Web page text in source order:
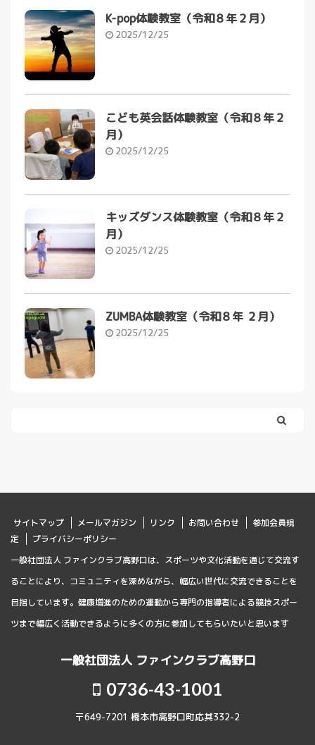
K-pop体験教室（令和８年２月）
2025/12/25
こども英会話体験教室（令和８年２
月）
2025/12/25
キッズダンス体験教室（令和８年２
月）
2025/12/25
ZUMBA体験教室（令和８年 ２月）
2025/12/25
サイトマップ メールマガジン リンク お問い合わせ
参加会員規
定
プライバシーポリシー
一般社団法人 ファインクラブ高野口は、スポーツや文化活動を通じて交流す
ることにより、コミュニティを深めながら、幅広い世代に交流できることを
目指しています。健康増進のための運動から専門の指導者による競技スポー
ツまで幅広く活動できるように多くの方に参加してもらいたいと思います
一般社団法人 ファインクラブ高野口
0736-43-1001
〒649-7201 橋本市高野口町応其332-2